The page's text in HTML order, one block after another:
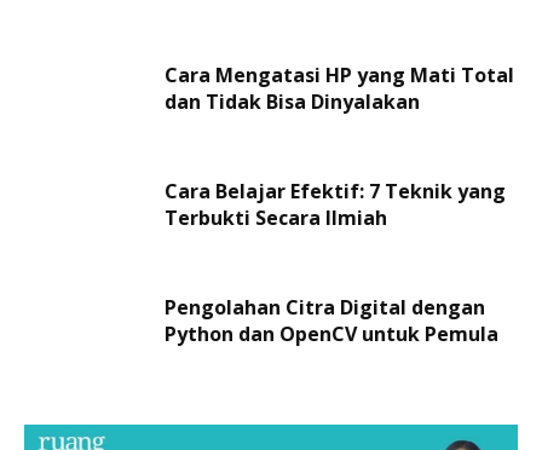
Cara Mengatasi HP yang Mati Total
dan Tidak Bisa Dinyalakan
Cara Belajar Efektif: 7 Teknik yang
Terbukti Secara Ilmiah
Pengolahan Citra Digital dengan
Python dan OpenCV untuk Pemula